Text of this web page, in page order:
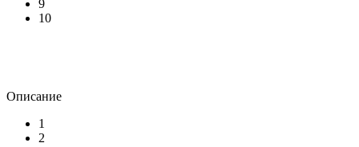
9
10
Описание
1
2